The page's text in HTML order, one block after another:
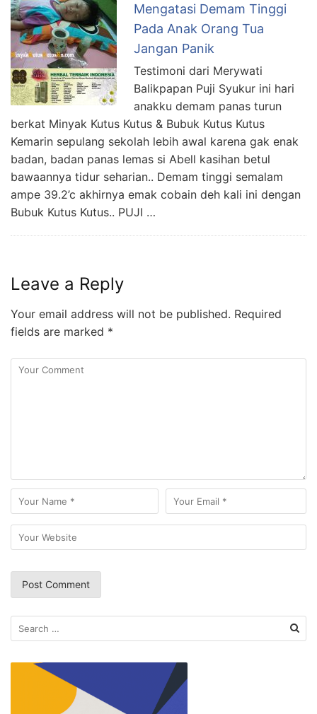
Mengatasi Demam Tinggi
Pada Anak Orang Tua
Jangan Panik
Testimoni dari Merywati
Balikpapan Puji Syukur ini hari
anakku demam panas turun
berkat Minyak Kutus Kutus & Bubuk Kutus Kutus
Kemarin sepulang sekolah lebih awal karena gak enak
badan, badan panas lemas si Abell kasihan betul
bawaannya tidur seharian.. Demam tinggi semalam
ampe 39.2’c akhirnya emak cobain deh kali ini dengan
Bubuk Kutus Kutus.. PUJI …
Leave a Reply
Your email address will not be published. Required
fields are marked *
Search
for: